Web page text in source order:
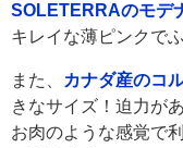
SOLETERRAのモデ
キレイな薄ピンクで
また、 カナダ産のコ
きなサイズ！迫力が
お肉のような感覚で